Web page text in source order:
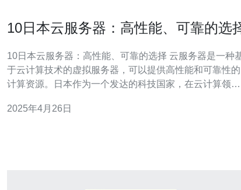
10日本云服务器：高性能、可靠的选
10日本云服务器：高性能、可靠的选择 云服务器是一种基
于云计算技术的虚拟服务器，可以提供高性能和可靠性的
计算资源。日本作为一个发达的科技国家，在云计算领域
虑的日本云服务器供应商，它们提供高性能和可靠的选
2025年4月26日